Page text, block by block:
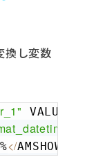
換し変数
VALUE
</
Copy